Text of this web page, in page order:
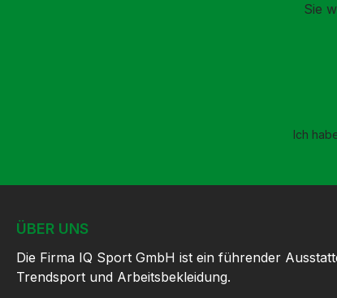
Sie
Ich
ÜBER UNS
Die Firma IQ Sport GmbH ist ein führender
Trendsport und Arbeitsbekleidung.